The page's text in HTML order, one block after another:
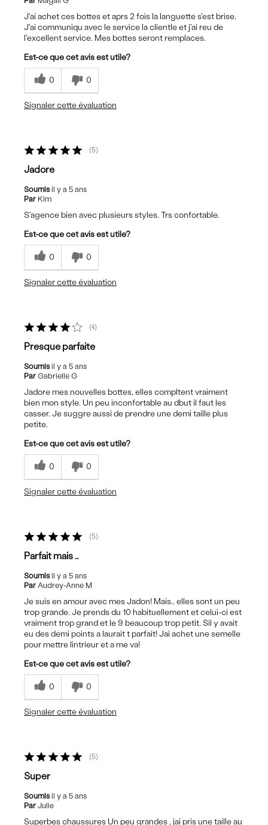
J'ai achet ces bottes et aprs 2 fois la languette s'est brise.
J'ai communiqu avec le service la clientle et j'ai reu de
l'excellent service. Mes bottes seront remplaces.
Est-ce que cet avis est utile?
0 0
Signaler cette évaluation
5
Jadore
Soumisil y a 5 ans
Par Kim
S'agence bien avec plusieurs styles. Trs confortable.
Est-ce que cet avis est utile?
0 0
Signaler cette évaluation
4
Presque parfaite
Soumisil y a 5 ans
Par Gabrielle G
Jadore mes nouvelles bottes, elles compltent vraiment
bien mon style. Un peu inconfortable au dbut il faut les
casser. Je suggre aussi de prendre une demi taille plus
petite.
Est-ce que cet avis est utile?
0 0
Signaler cette évaluation
5
Parfait mais ..
Soumisil y a 5 ans
Par Audrey-Anne M
Je suis en amour avec mes Jadon! Mais.. elles sont un peu
trop grande. Je prends du 10 habituellement et celui-ci est
vraiment trop grand et le 9 beaucoup trop petit. Sil y avait
eu des demi points a laurait t parfait! Jai achet une semelle
pour mettre lintrieur et a me va!
Est-ce que cet avis est utile?
0 0
Signaler cette évaluation
5
Super
Soumisil y a 5 ans
Par Julie
Superbes chaussures Un peu grandes , jai pris une taille au